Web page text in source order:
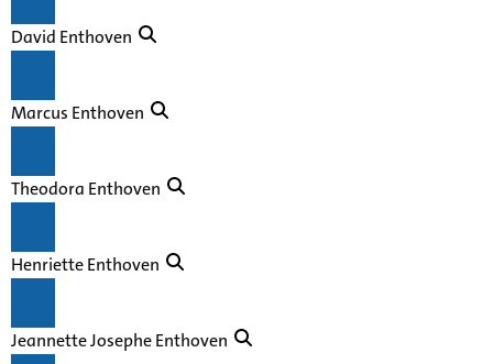
David Enthoven
Marcus Enthoven
Theodora Enthoven
Henriette Enthoven
Jeannette Josephe Enthoven